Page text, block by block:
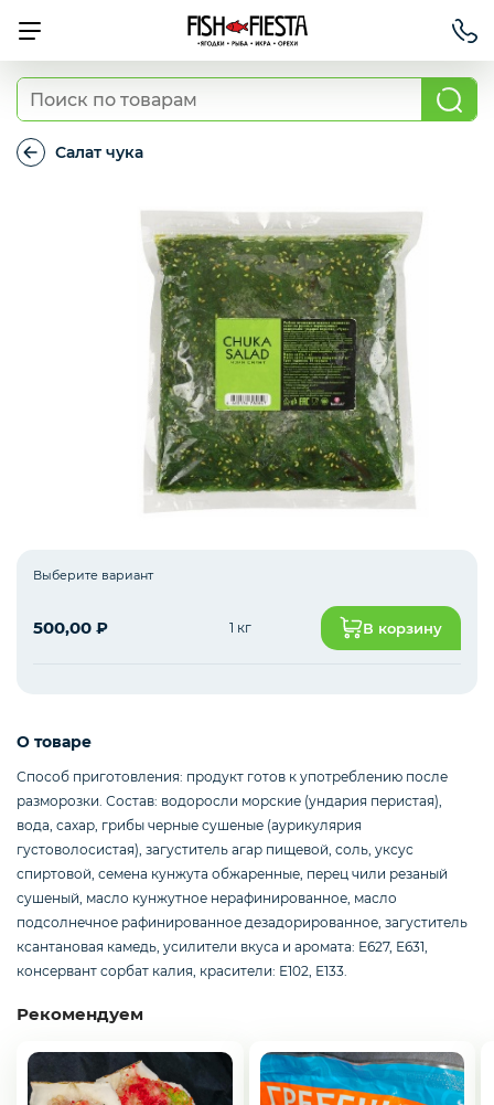
Свежие ягоды и фрукты
Хит продаж
Охлажденная рыба
Березовские полуфабрикаты
Рыба красная с/м
Филе
Рыбные пельмени
Панировка
Салат чука
Выберите вариант
500,00 ₽ 1 кг В корзину
О товаре
Способ приготовления: продукт готов к употреблению после
разморозки. Состав: водоросли морские (ундария перистая),
вода, сахар, грибы черные сушеные (аурикулярия
густоволосистая), загуститель агар пищевой, соль, уксус
спиртовой, семена кунжута обжаренные, перец чили резаный
сушеный, масло кунжутное нерафинированное, масло
подсолнечное рафинированное дезадорированное, загуститель
ксантановая камедь, усилители вкуса и аромата: Е627, Е631,
консервант сорбат калия, красители: Е102, Е133.
Рекомендуем